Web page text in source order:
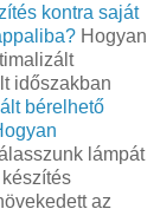
kontra saját
Hogyan
időszakban
bérelhető
lámpát
az